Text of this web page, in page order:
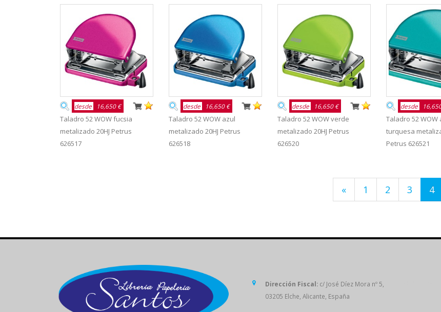
desde 16,650 €
Taladro 52 WOW fucsia
metalizado 20HJ Petrus
626517
desde 16,650 €
Taladro 52 WOW azul
metalizado 20HJ Petrus
626518
desde 16,650 €
Taladro 52 WOW verde
metalizado 20HJ Petrus
626520
desde
Taladro 52 WOW
turquesa
Petrus 626521
« 1 2 3 4
Dirección Fiscal: c/ José Díez Mora nº 5,
03205 Elche, Alicante, España